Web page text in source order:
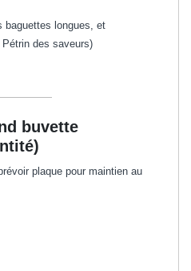
baguettes longues, et
des saveurs)
buvette
plaque pour maintien au